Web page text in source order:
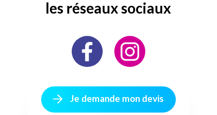
les réseaux sociaux
Je demande mon devis